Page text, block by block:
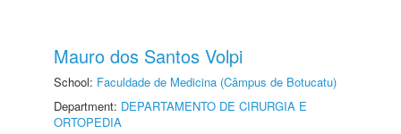
Mauro dos Santos Volpi
School: Faculdade de Medicina (Câmpus de Botucatu)
Department: DEPARTAMENTO DE CIRURGIA E
ORTOPEDIA